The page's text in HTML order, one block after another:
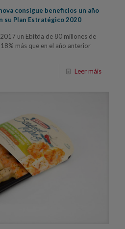
consigue beneficios un año
su Plan Estratégico 2020
un Ebitda de 80 millones de
más que en el año anterior
Leer máis